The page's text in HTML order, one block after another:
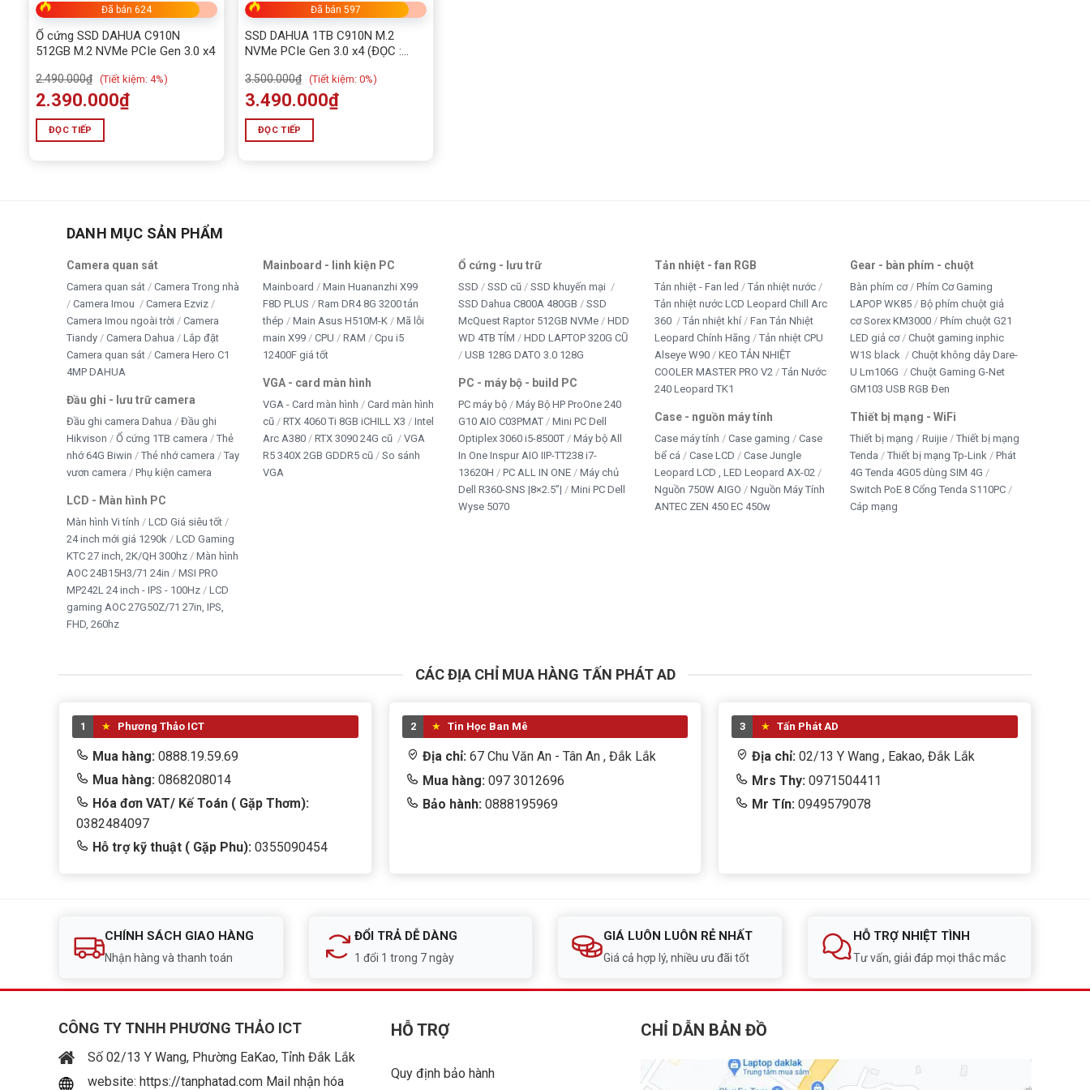
Ad đánh giáSSD DAHUA C910N 256GB M.2 NVMe PCIe Gen 3.0 x4
và truyền tải dữ liệu ấn tượng, rất phù hợp cho cả game thủ lẫn dân văn phòng.
Ổ cứng SSD DAHUA C910N 512GB M.2 NVMe PCIe Gen 3.0 x4 sẵn tại Tấn Phát Ad hotline: 0949579078 – 0888195969
5/5 - (1 bình chọn)
Đã bán 624
Ổ cứng SSD DAHUA C910N
512GB M.2 NVMe PCIe Gen 3.0 x4
2.490.000₫ (Tiết kiệm: 4%)
2.390.000₫
ĐỌC TIẾP
Đã bán 597
SSD DAHUA 1TB C910N M.2
NVMe PCIe Gen 3.0 x4 (ĐỌC :
3.500.000₫ (Tiết kiệm: 0%)
3.490.000₫
ĐỌC TIẾP
DANH MỤC SẢN PHẨM
Camera quan sát
Camera quan sát
Camera Trong nhà
Camera Imou
Camera Ezviz
Camera Imou ngoài trời
Camera
Tiandy
Camera Dahua
Lắp đặt
Camera quan sát
Camera Hero C1
4MP DAHUA
Đầu ghi - lưu trữ camera
Đầu ghi camera Dahua
Đầu ghi
Hikvison
Ổ cứng 1TB camera
Thẻ
nhớ 64G Biwin
Thẻ nhớ camera
Tay
vươn camera
Phụ kiện camera
LCD - Màn hình PC
Màn hình Vi tính
LCD Giá siêu tốt
24 inch mới giá 1290k
LCD Gaming
KTC 27 inch, 2K/QH 300hz
Màn hình
AOC 24B15H3/71 24in
MSI PRO
MP242L 24 inch - IPS - 100Hz
LCD
gaming AOC 27G50Z/71 27in, IPS,
FHD, 260hz
Mainboard - linh kiện PC
Mainboard
Main Huananzhi X99
F8D PLUS
Ram DR4 8G 3200 tản
thép
Main Asus H510M-K
Mã lỗi
main X99
CPU RAM
Cpu i5
12400F giá tốt
VGA - card màn hình
VGA - Card màn hình
Card màn hình
cũ
RTX 4060 Ti 8GB iCHILL X3
Intel
Arc A380
RTX 3090 24G cũ
VGA
R5 340X 2GB GDDR5 cũ
So sánh
VGA
Ổ cứng - lưu trữ
SSD SSD cũ
SSD khuyến mại
SSD Dahua C800A 480GB
SSD
McQuest Raptor 512GB NVMe
HDD
WD 4TB TÍM
HDD LAPTOP 320G CŨ
USB 128G DATO 3.0 128G
PC - máy bộ - build PC
PC máy bộ
Máy Bộ HP ProOne 240
G10 AIO C03PMAT
Mini PC Dell
Optiplex 3060 i5-8500T
Máy bộ All
In One Inspur AIO IIP-TT238 i7-
13620H
PC ALL IN ONE Máy chủ
Dell R360-SNS |8×2.5”|
Mini PC Dell
Wyse 5070
Tản nhiệt - fan RGB
Tản nhiệt - Fan led
Tản nhiệt nước
Tản nhiệt nước LCD Leopard Chill Arc
360
Tản nhiệt khí
Fan Tản Nhiệt
Leopard Chính Hãng
Tản nhiệt CPU
Alseye W90
KEO TẢN NHIỆT
COOLER MASTER PRO V2
Tản Nước
240 Leopard TK1
Case - nguồn máy tính
Case máy tính Case gaming
Case
bể cá
Case LCD
Case Jungle
Leopard LCD , LED Leopard AX-02
Nguồn 750W AIGO
Nguồn Máy Tính
ANTEC ZEN 450 EC 450w
Gear - bàn phím - chuột
Bàn phím cơ
Phím Cơ Gaming
LAPOP WK85
Bộ phím chuột giả
cơ Sorex KM3000
Phím chuột G21
LED giả cơ
Chuột gaming inphic
W1S black
Chuột không dây Dare-
U Lm106G
Chuột Gaming G-Net
GM103 USB RGB Đen
Thiết bị mạng - WiFi
Thiết bị mạng Ruijie
Thiết bị mạng
Tenda
Thiết bị mạng Tp-Link
Phát
4G Tenda 4G05 dùng SIM 4G
Switch PoE 8 Cổng Tenda S110PC
Cáp mạng
CÁC ĐỊA CHỈ MUA HÀNG TẤN PHÁT AD
1 Phương Thảo ICT
Mua hàng: 0888.19.59.69
Mua hàng: 0868208014
Hóa đơn VAT/ Kế Toán ( Gặp Thơm):
0382484097
Hỗ trợ kỹ thuật ( Gặp Phu): 0355090454
2 Tin Học Ban Mê
Địa chỉ: 67 Chu Văn An - Tân An , Đắk Lắk
Mua hàng:097 3012696
Bảo hành:0888195969
3 Tấn Phát AD
Địa chỉ:02/13 Y Wang , Eakao, Đắk Lắk
Mrs Thy: 0971504411
Mr Tín: 0949579078
CHÍNH SÁCH GIAO HÀNG
Nhận hàng và thanh toán
ĐỔI TRẢ DỄ DÀNG
1 đổi 1 trong 7 ngày
GIÁ LUÔN LUÔN RẺ NHẤT
Giá cả hợp lý, nhiều ưu đãi tốt
HỖ TRỢ NHIỆT TÌNH
Tư vấn, giải đáp mọi thắc mắc
CÔNG TY TNHH PHƯƠNG THẢO ICT
Số 02/13 Y Wang, Phường EaKao, Tỉnh Đắk Lắk
website: https://tanphatad.com Mail nhận hóa
HỖ TRỢ
Quy định bảo hành
CHỈ DẪN BẢN ĐỒ